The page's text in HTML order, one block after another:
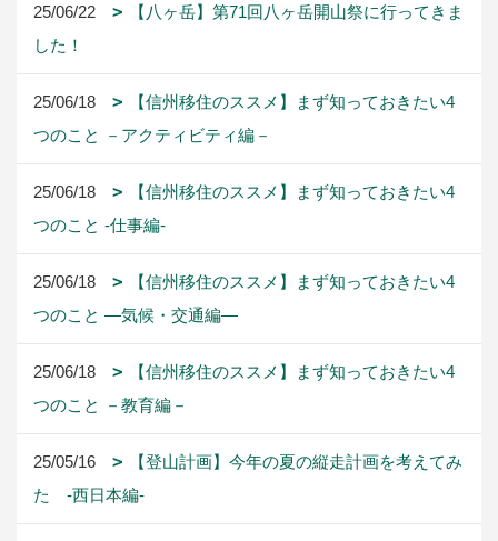
25/06/22
【八ヶ岳】第71回八ヶ岳開山祭に行ってきま
した！
25/06/18
【信州移住のススメ】まず知っておきたい4
つのこと －アクティビティ編－
25/06/18
【信州移住のススメ】まず知っておきたい4
つのこと -仕事編-
25/06/18
【信州移住のススメ】まず知っておきたい4
つのこと ―気候・交通編―
25/06/18
【信州移住のススメ】まず知っておきたい4
つのこと －教育編－
25/05/16
【登山計画】今年の夏の縦走計画を考えてみ
た -西日本編-